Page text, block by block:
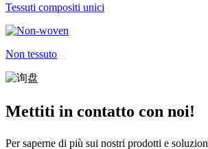
Tessuti compositi unici
Non tessuto
Mettiti in contatto con noi!
Per saperne di più sui nostri prodotti e